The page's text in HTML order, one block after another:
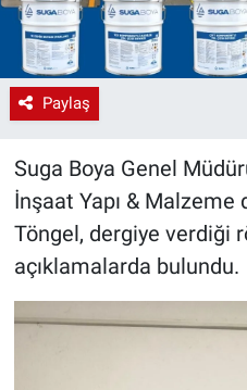
Paylaş
Suga Boya Genel
İnşaat Yapı &
Töngel, dergiye verdiği
açıklamalarda bulundu.